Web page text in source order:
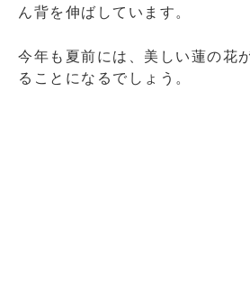
ん背を伸ばしています。
今年も夏前には、美しい蓮の花
ることになるでしょう。